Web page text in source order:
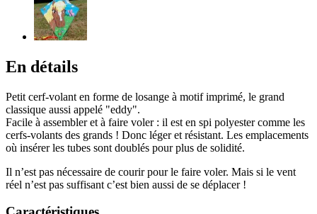
En détails
Petit cerf-volant en forme de losange à motif imprimé, le grand
classique aussi appelé "eddy".
Facile à assembler et à faire voler : il est en spi polyester comme les
cerfs-volants des grands ! Donc léger et résistant. Les emplacements
où insérer les tubes sont doublés pour plus de solidité.
Il n’est pas nécessaire de courir pour le faire voler. Mais si le vent
réel n’est pas suffisant c’est bien aussi de se déplacer !